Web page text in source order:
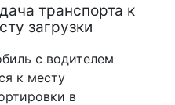
транспорта к
загрузки
с водителем
к месту
в